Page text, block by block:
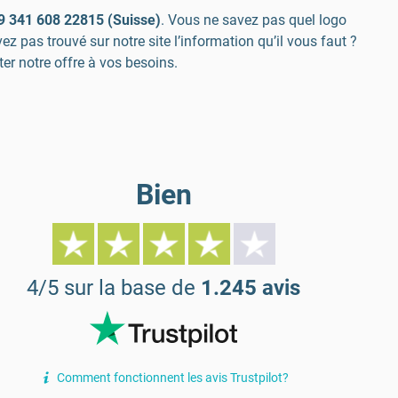
341 608 22815 (Suisse). Vous ne savez pas quel logo
pas trouvé sur notre site l’information qu’il vous faut ?
notre offre à vos besoins.
et arrivés plus tôt que prévu 👌🏽
Bien
4/5 sur la base de 1.245 avis
Comment fonctionnent les avis Trustpilot?